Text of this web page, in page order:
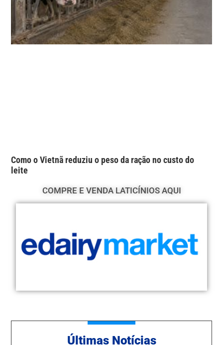
Como o Vietnã reduziu o peso da ração no custo do
leite
COMPRE E VENDA LATICÍNIOS AQUI
Últimas Notícias